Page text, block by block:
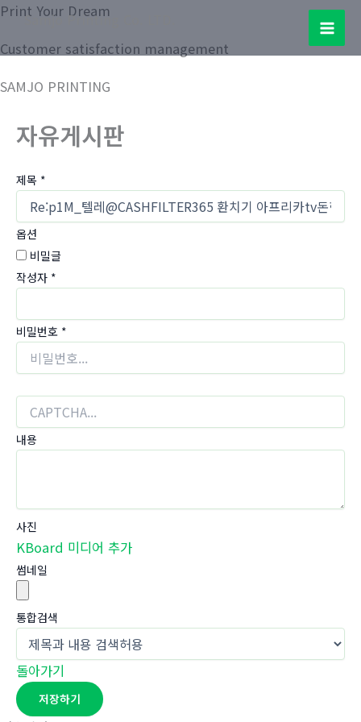
콘
츠
건
Samjo Printing Co. LTD.
Main
Print Your Dream
Customer satisfaction management
SAMJO PRINTING
자유게시판
제목 *
옵션
비밀글
작성자 *
비밀번호 *
내용
사진
KBoard 미디어 추가
썸네일
통합검색
돌아가기
저장하기